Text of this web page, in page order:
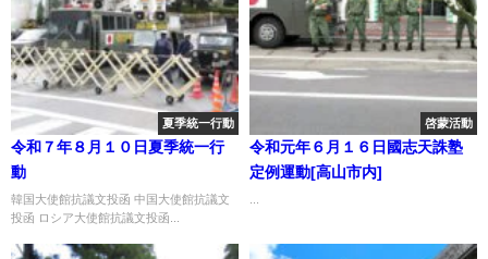
夏季統一行動
令和７年８月１０日夏季統一行
動
韓国大使館抗議文投函 中国大使館抗議文
投函 ロシア大使館抗議文投函...
啓蒙活動
令和元年６月１６日國志天誅塾
定例運動[高山市内]